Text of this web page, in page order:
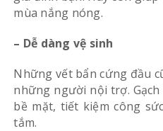
mùa nắng nóng.
– Dễ dàng vệ sinh
Những vết bẩn cứng đầu
những người nội trợ.
bề mặt, tiết kiệm công
tắm.